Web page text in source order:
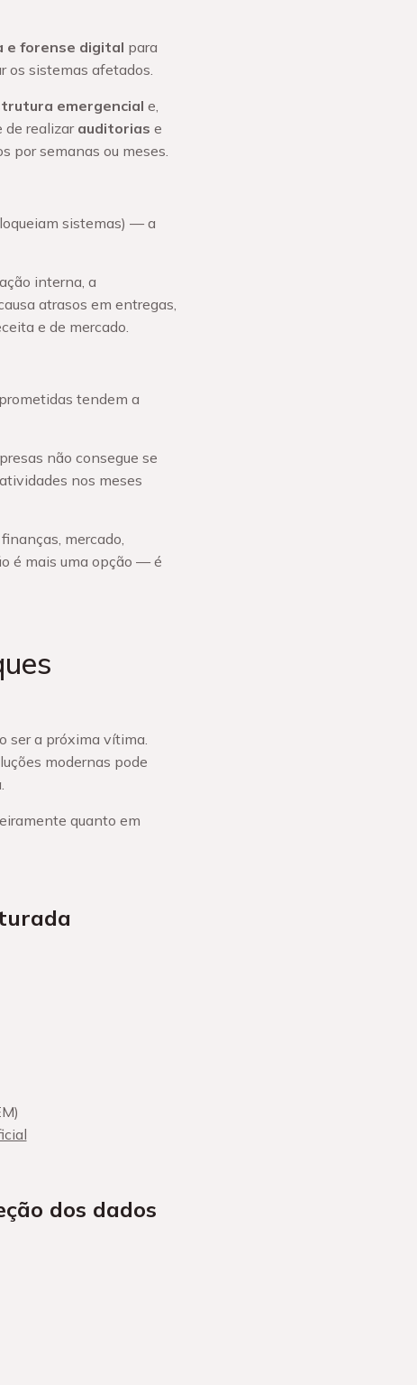
e forense digital para
os sistemas afetados.
emergencial e,
de realizar auditorias e
por semanas ou meses.
sistemas) — a
interna, a
atrasos em entregas,
e de mercado.
tendem a
não consegue se
nos meses
mercado,
é mais uma opção — é
ser a próxima vítima.
modernas pode
quanto em
dos dados